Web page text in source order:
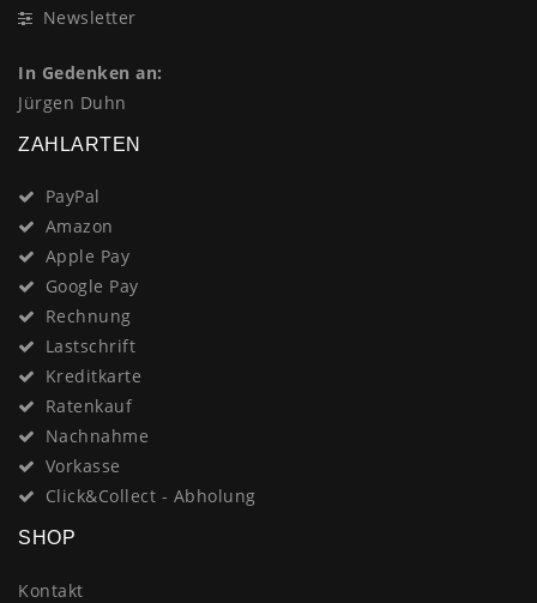
Newsletter
In Gedenken an:
Jürgen Duhn
ZAHLARTEN
PayPal
Amazon
Apple Pay
Google Pay
Rechnung
Lastschrift
Kreditkarte
Ratenkauf
Nachnahme
Vorkasse
Click&Collect - Abholung
SHOP
Kontakt